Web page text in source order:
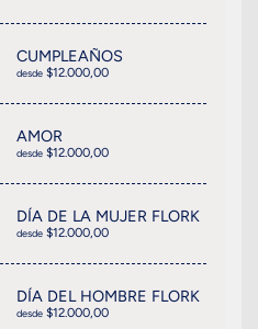
CUMPLEAÑOS
desde $12.000,00
AMOR
desde $12.000,00
DÍA DE LA MUJER FLORK
desde $12.000,00
DÍA DEL HOMBRE FLORK
desde $12.000,00